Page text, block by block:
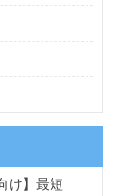
け】最短